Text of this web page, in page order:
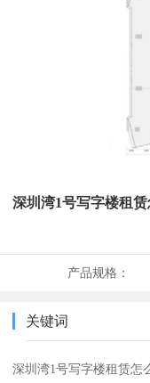
深圳湾1号写字楼租
产品规格：
关键词
深圳湾1号写字楼租赁怎